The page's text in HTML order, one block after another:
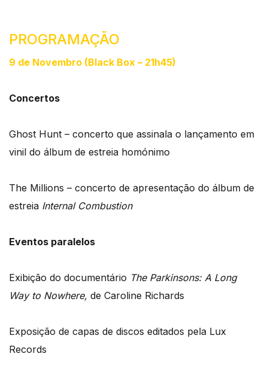
PROGRAMAÇÃO
9 de Novembro (Black Box – 21h45)
Concertos
Ghost Hunt – concerto que assinala o lançamento em
vinil do álbum de estreia homónimo
The Millions – concerto de apresentação do álbum de
estreia Internal Combustion
Eventos paralelos
Exibição do documentário The Parkinsons: A Long
Way to Nowhere, de Caroline Richards
Exposição de capas de discos editados pela Lux
Records